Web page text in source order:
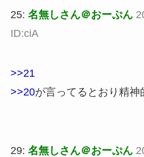
25: 名無しさん＠おーぷん
ID:ciA
>>21
>>20が言ってるとおり精神
29: 名無しさん＠おーぷん